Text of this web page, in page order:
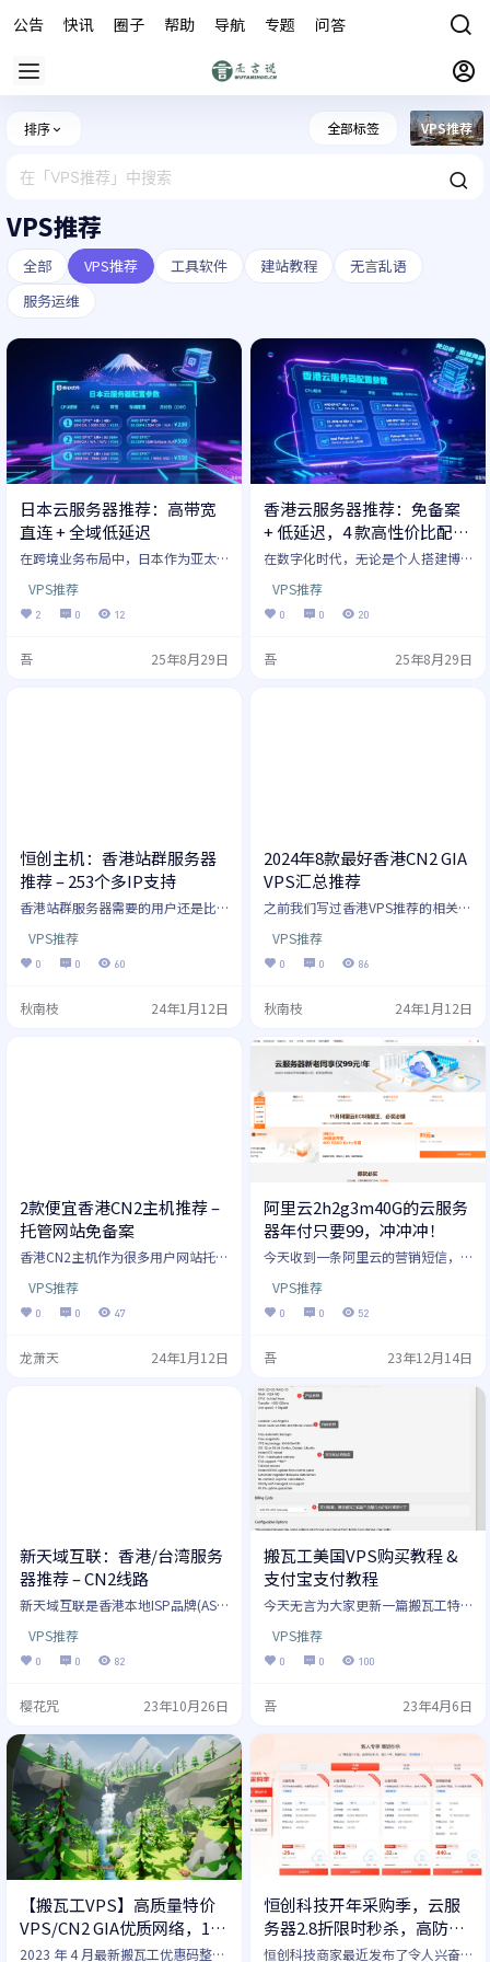
公告 快讯 圈子 帮助 导航 专题 问答
排序 全部标签 VPS推荐
VPS推荐
全部 VPS推荐 工具软件 建站教程
无言乱语
服务运维
日本云服务器推荐：高带宽
直连 + 全域低延迟
在跨境业务布局中，日本作为亚太
高净值用户群体，让日本云服务器
成为企业拓展日韩及东南亚市场的
延迟”“多线路覆盖广”“合规性
VPS推荐
2 0 12
吾 25年8月29日
香港云服务器推荐：免备案
+ 低延迟，4 款高性价比配置
满足全场景需求
在数字化时代，无论是个人搭建博
企业拓展东南亚业务，选择一款合
适的云服务器直接影响业务稳定性
亚低延迟访问”“高防御抗攻击”
VPS推荐
0 0 20
吾 25年8月29日
恒创主机：香港站群服务器
推荐 – 253个多IP支持
香港站群服务器需要的用户还是比
主机的香港站群服务器， 这是一家
香港主机商，主要经营海外机房，
的香港站群服务器支持多达253个，
VPS推荐
0 0 60
秋南枝 24年1月12日
2024年8款最好香港CN2 GIA
VPS汇总推荐
之前我们写过香港VPS推荐的相关文
VPS，所以这里就给大家盘点下那些
反响还不错的CN2 GIA线路香港VP
下，尽量多的列举出市面上比较好
纳云是一家香港公司运营的主机
商，其香港VPS拥有双向CN2 GIA线
路，非常的稳。 华纳云的香港VPS
采用…
VPS推荐
0 0 86
秋南枝 24年1月12日
2款便宜香港CN2主机推荐 –
托管网站免备案
香港CN2主机作为很多用户网站托管
且有CN2线路速度又快，所以高明的
站长一般都会选择香港CN2主机作为
港主机确实不少，但是有CN2线路的
VPS推荐
0 0 47
龙萧天 24年1月12日
阿里云2h2g3m40G的云服务
器年付只要99，冲冲冲！
今天收到一条阿里云的营销短信，
云】尊敬的xxx,您好， 恭喜您获得
一次1年99元的云服务器购买机会，
备！具体规则详见活动页，立即抢
器！99块一年的云服务器！99块一
年的云服务器！ 好家伙，我在腾讯
云的一台轻量云服务器2h4g5m一年
1099瞬间感觉不香了，没有丝毫犹
豫…
VPS推荐
0 0 52
吾 23年12月14日
新天域互联：香港/台湾服务
器推荐 – CN2线路
新天域互联是香港本地ISP品牌(AS4
CT项目管理经验，为众多海内外上
市公司提供服务。新天域互联在香
提供服务器租用托管，大流量DDoS
据中心管理服务，ICT一站式服务
等。在租用方面，为用户提供带宽
高达10Gbps，非标配置，7x24小时
机房驻场服务，阶梯优惠计…
VPS推荐
0 0 82
樱花咒 23年10月26日
搬瓦工美国VPS购买教程 &
支付宝支付教程
今天无言为大家更新一篇搬瓦工特
程。 事无巨细，尽量写的详细，新
手请认真阅读全文，尽可能背诵全
不过购买教程还是通用的，调整了
购买流程也就几分钟，最多不会超
过十分钟。主要分为如下几步： 选
择合适的搬瓦工方案 注册搬瓦工账
户进行购买 使用支付宝（或微信支
付、PayPal、信用…
VPS推荐
0 0 100
吾 23年4月6日
【搬瓦工VPS】高质量特价
VPS/CN2 GIA优质网络，1核
1G内存1Gbps带宽89.99美
2023 年 4 月最新搬瓦工优惠码整
恒创科技开年采购季，云服
务器2.8折限时秒杀，高防服
务器/站群服务器/物理服务
恒创科技商家最近发布了令人兴奋